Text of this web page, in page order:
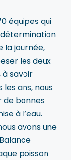
équipes qui
la journée,
les deux
savoir
ans, nous
de bonnes
à l’eau.
avons une
poisson